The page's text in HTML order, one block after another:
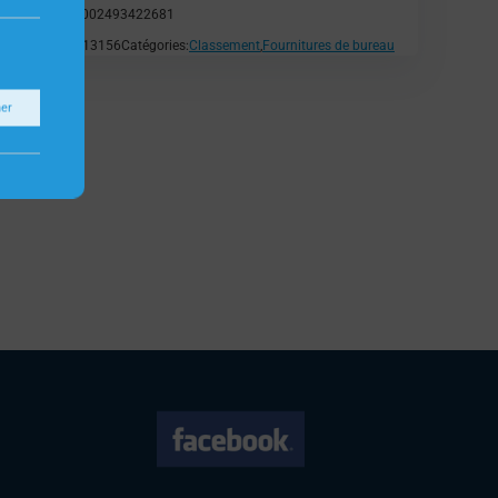
9002493422681
H13156Catégories:Classement Fournitures de bureau